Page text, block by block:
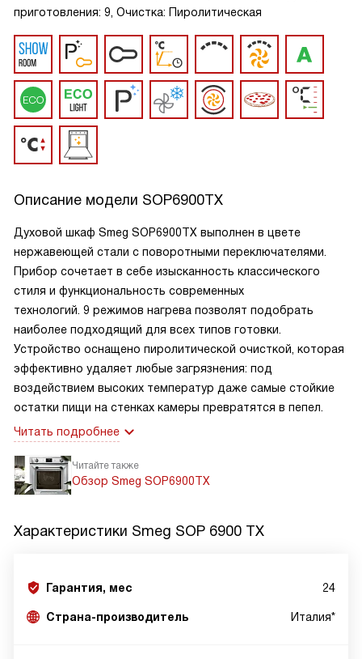
приготовления: 9, Очистка: Пиролитическая
Описание модели SOP6900TX
Духовой шкаф Smeg SOP6900TX выполнен в цвете
нержавеющей стали с поворотными переключателями.
Прибор сочетает в себе изысканность классического
стиля и функциональность современных
технологий. 9 режимов нагрева позволят подобрать
наиболее подходящий для всех типов готовки.
Устройство оснащено пиролитической очисткой, которая
эффективно удаляет любые загрязнения: под
воздействием высоких температур даже самые стойкие
остатки пищи на стенках камеры превратятся в пепел.
Читать подробнее
Читайте также
Обзор Smeg SOP6900TX
Характеристики Smeg SOP 6900 TX
Гарантия, мес 24
Страна-производитель Италия*